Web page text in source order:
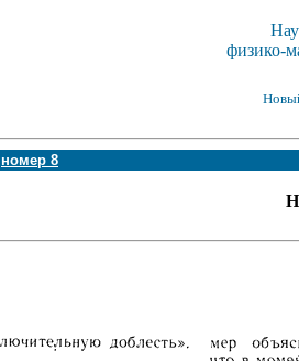
физико-
номер 8